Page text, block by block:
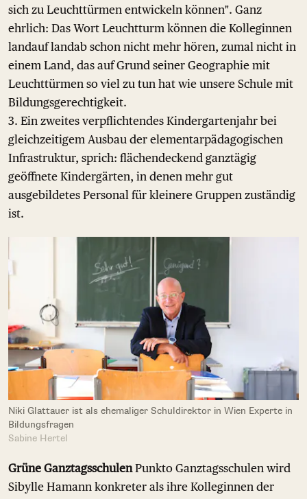
sich zu Leuchttürmen entwickeln können". Ganz
ehrlich: Das Wort Leuchtturm können die Kolleginnen
landauf landab schon nicht mehr hören, zumal nicht in
einem Land, das auf Grund seiner Geographie mit
Leuchttürmen so viel zu tun hat wie unsere Schule mit
Bildungsgerechtigkeit.
3. Ein zweites verpflichtendes Kindergartenjahr bei
gleichzeitigem Ausbau der elementarpädagogischen
Infrastruktur, sprich: flächendeckend ganztägig
geöffnete Kindergärten, in denen mehr gut
ausgebildetes Personal für kleinere Gruppen zuständig
ist.
Niki Glattauer ist als ehemaliger Schuldirektor in Wien Experte in
Bildungsfragen
Sabine Hertel
Grüne GanztagsschulenPunkto Ganztagsschulen wird
Sibylle Hamann konkreter als ihre Kolleginnen der